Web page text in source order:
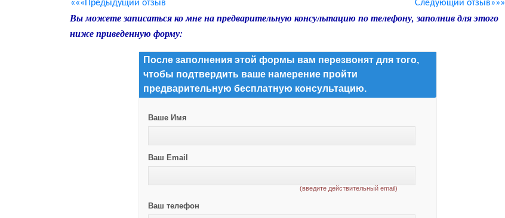
«««Предыдущий отзыв Следующий отзыв»»»
Вы можете записаться ко мне на предварительную консультацию по телефону, заполнив для этого
ниже приведенную форму:
После заполнения этой формы вам перезвонят для того,
чтобы подтвердить ваше намерение пройти
предварительную бесплатную консультацию.
Ваше Имя
Ваш Email
(введите действительный email)
Ваш телефон